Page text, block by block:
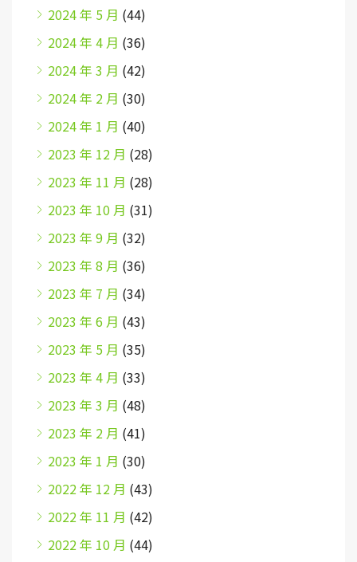
2024 年 5 月 (44)
2024 年 4 月 (36)
2024 年 3 月 (42)
2024 年 2 月 (30)
2024 年 1 月 (40)
2023 年 12 月 (28)
2023 年 11 月 (28)
2023 年 10 月 (31)
2023 年 9 月 (32)
2023 年 8 月 (36)
2023 年 7 月 (34)
2023 年 6 月 (43)
2023 年 5 月 (35)
2023 年 4 月 (33)
2023 年 3 月 (48)
2023 年 2 月 (41)
2023 年 1 月 (30)
2022 年 12 月 (43)
2022 年 11 月 (42)
2022 年 10 月 (44)